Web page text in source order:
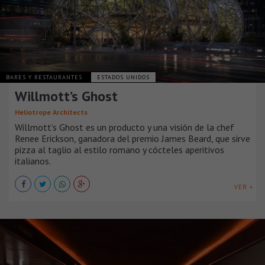
BARES Y RESTAURANTES ESTADOS UNIDOS
Willmott’s Ghost
Heliotrope Architects
Willmott’s Ghost es un producto y una visión de la chef
Renee Erickson, ganadora del premio James Beard, que sirve
pizza al taglio al estilo romano y cócteles aperitivos
italianos.
VER +